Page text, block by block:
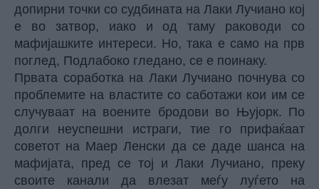
допирни точки со судбината на Лаки Лучиано кој
е во затвор, иако и од таму раководи со
мафијашките интереси. Но, така е само на прв
поглед, Подлабоко гледано, се е поинаку.
Првата соработка на Лаки Лучиано почнува со
проблемите на властите со саботажи кои им се
случуваат на воените бродови во Њујорк. По
долги неуспешни истраги, тие го прифаќаат
советот на Маер Ленски да се даде шанса на
мафијата, пред се тој и Лаки Лучиано, преку
своите канали да влезат меѓу луѓето на